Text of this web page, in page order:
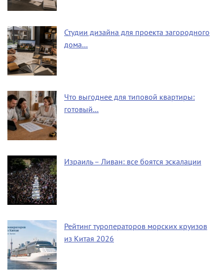
Студии дизайна для проекта загородного
дома…
Что выгоднее для типовой квартиры:
готовый…
Израиль – Ливан: все боятся эскалации
Рейтинг туроператоров морских круизов
из Китая 2026